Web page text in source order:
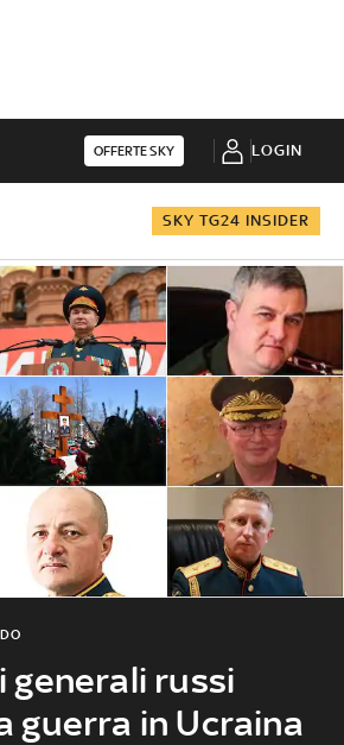
OFFERTE SKY LOGIN
SKY TG24 INSIDER
generali russi
guerra in Ucraina